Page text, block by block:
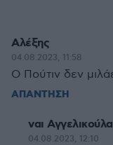
Αλέξης
04.08.2023, 11:58
Ο Πούτιν δεν
ΑΠΑΝΤΗΣΗ
ναι
04.08.2023, 12:10